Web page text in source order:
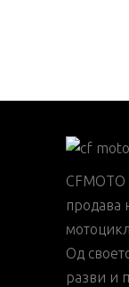
продава
Од
разви и